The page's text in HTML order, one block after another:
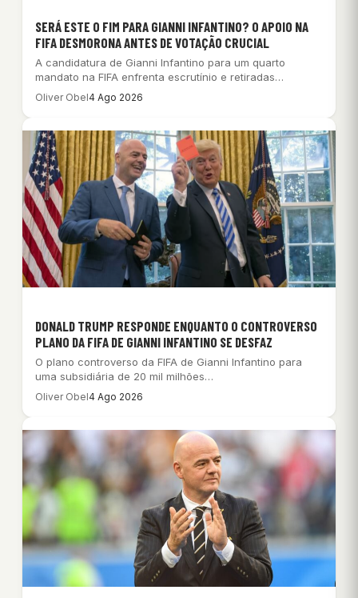
SERÁ ESTE O FIM PARA GIANNI INFANTINO? O APOIO NA
FIFA DESMORONA ANTES DE VOTAÇÃO CRUCIAL
A candidatura de Gianni Infantino para um quarto
mandato na FIFA enfrenta escrutínio e retiradas…
Oliver Obel4 Ago 2026
DONALD TRUMP RESPONDE ENQUANTO O CONTROVERSO
PLANO DA FIFA DE GIANNI INFANTINO SE DESFAZ
O plano controverso da FIFA de Gianni Infantino para
uma subsidiária de 20 mil milhões…
Oliver Obel4 Ago 2026